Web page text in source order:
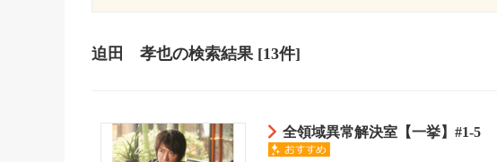
迫田 孝也の検索結果 [13件]
全領域異常解決室【一挙】#1-5